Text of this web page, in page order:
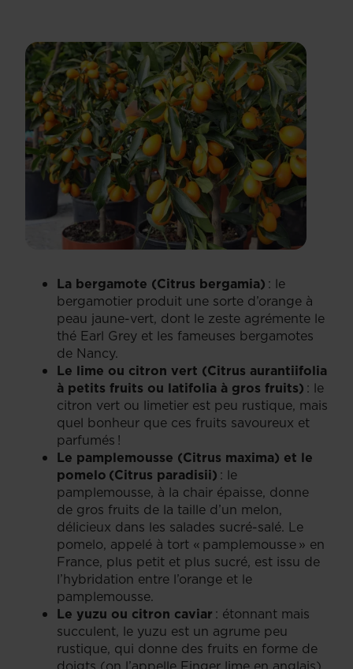
La bergamote (Citrus bergamia) : le
bergamotier produit une sorte d’orange à
peau jaune-vert, dont le zeste agrémente le
thé Earl Grey et les fameuses bergamotes
de Nancy.
Le lime ou citron vert (Citrus aurantiifolia
à petits fruits ou latifolia à gros fruits) : le
citron vert ou limetier est peu rustique, mais
quel bonheur que ces fruits savoureux et
parfumés !
Le pamplemousse (Citrus maxima) et le
pomelo (Citrus paradisii) : le
pamplemousse, à la chair épaisse, donne
de gros fruits de la taille d’un melon,
délicieux dans les salades sucré-salé. Le
pomelo, appelé à tort « pamplemousse » en
France, plus petit et plus sucré, est issu de
l’hybridation entre l’orange et le
pamplemousse.
Le yuzu ou citron caviar : étonnant mais
succulent, le yuzu est un agrume peu
rustique, qui donne des fruits en forme de